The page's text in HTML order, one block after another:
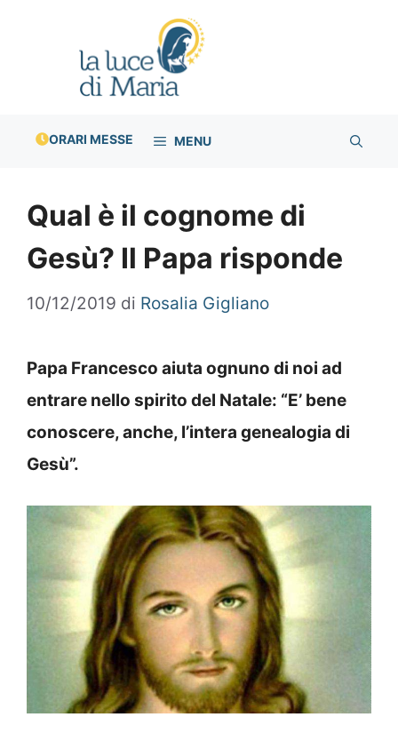
ORARI MESSE MENU
Qual è il cognome di
Gesù? Il Papa risponde
10/12/2019 di Rosalia Gigliano
Papa Francesco aiuta ognuno di noi ad
entrare nello spirito del Natale: “E’ bene
conoscere, anche, l’intera genealogia di
Gesù”.